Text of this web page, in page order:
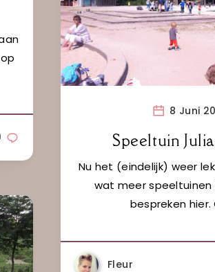
8 Juni
Speeltuin
Nu het (eindelijk) weer
wat meer speeltuinen
bespreken hier.
Fleur